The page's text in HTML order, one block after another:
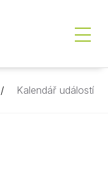
Kalendář událostí